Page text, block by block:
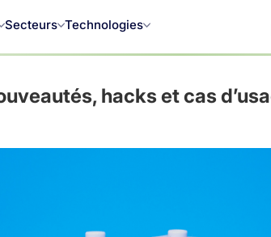
Secteurs Technologies
hacks et cas